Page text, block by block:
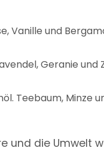
Vanille und
Geranie und
Teebaum, Minze
und die Umwelt